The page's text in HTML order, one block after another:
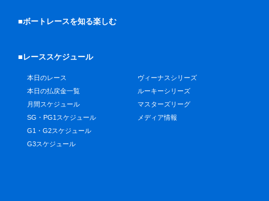
■ボートレースを知る楽しむ
■レーススケジュール
本日のレース
本日の払戻金一覧
月間スケジュール
SG・PG1スケジュール
G1・G2スケジュール
G3スケジュール
ヴィーナスシリーズ
ルーキーシリーズ
マスターズリーグ
メディア情報